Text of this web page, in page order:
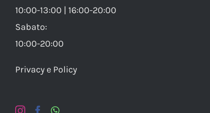
10:00-13:00 | 16:00-20:00
Sabato:
10:00-20:00
Privacy e Policy